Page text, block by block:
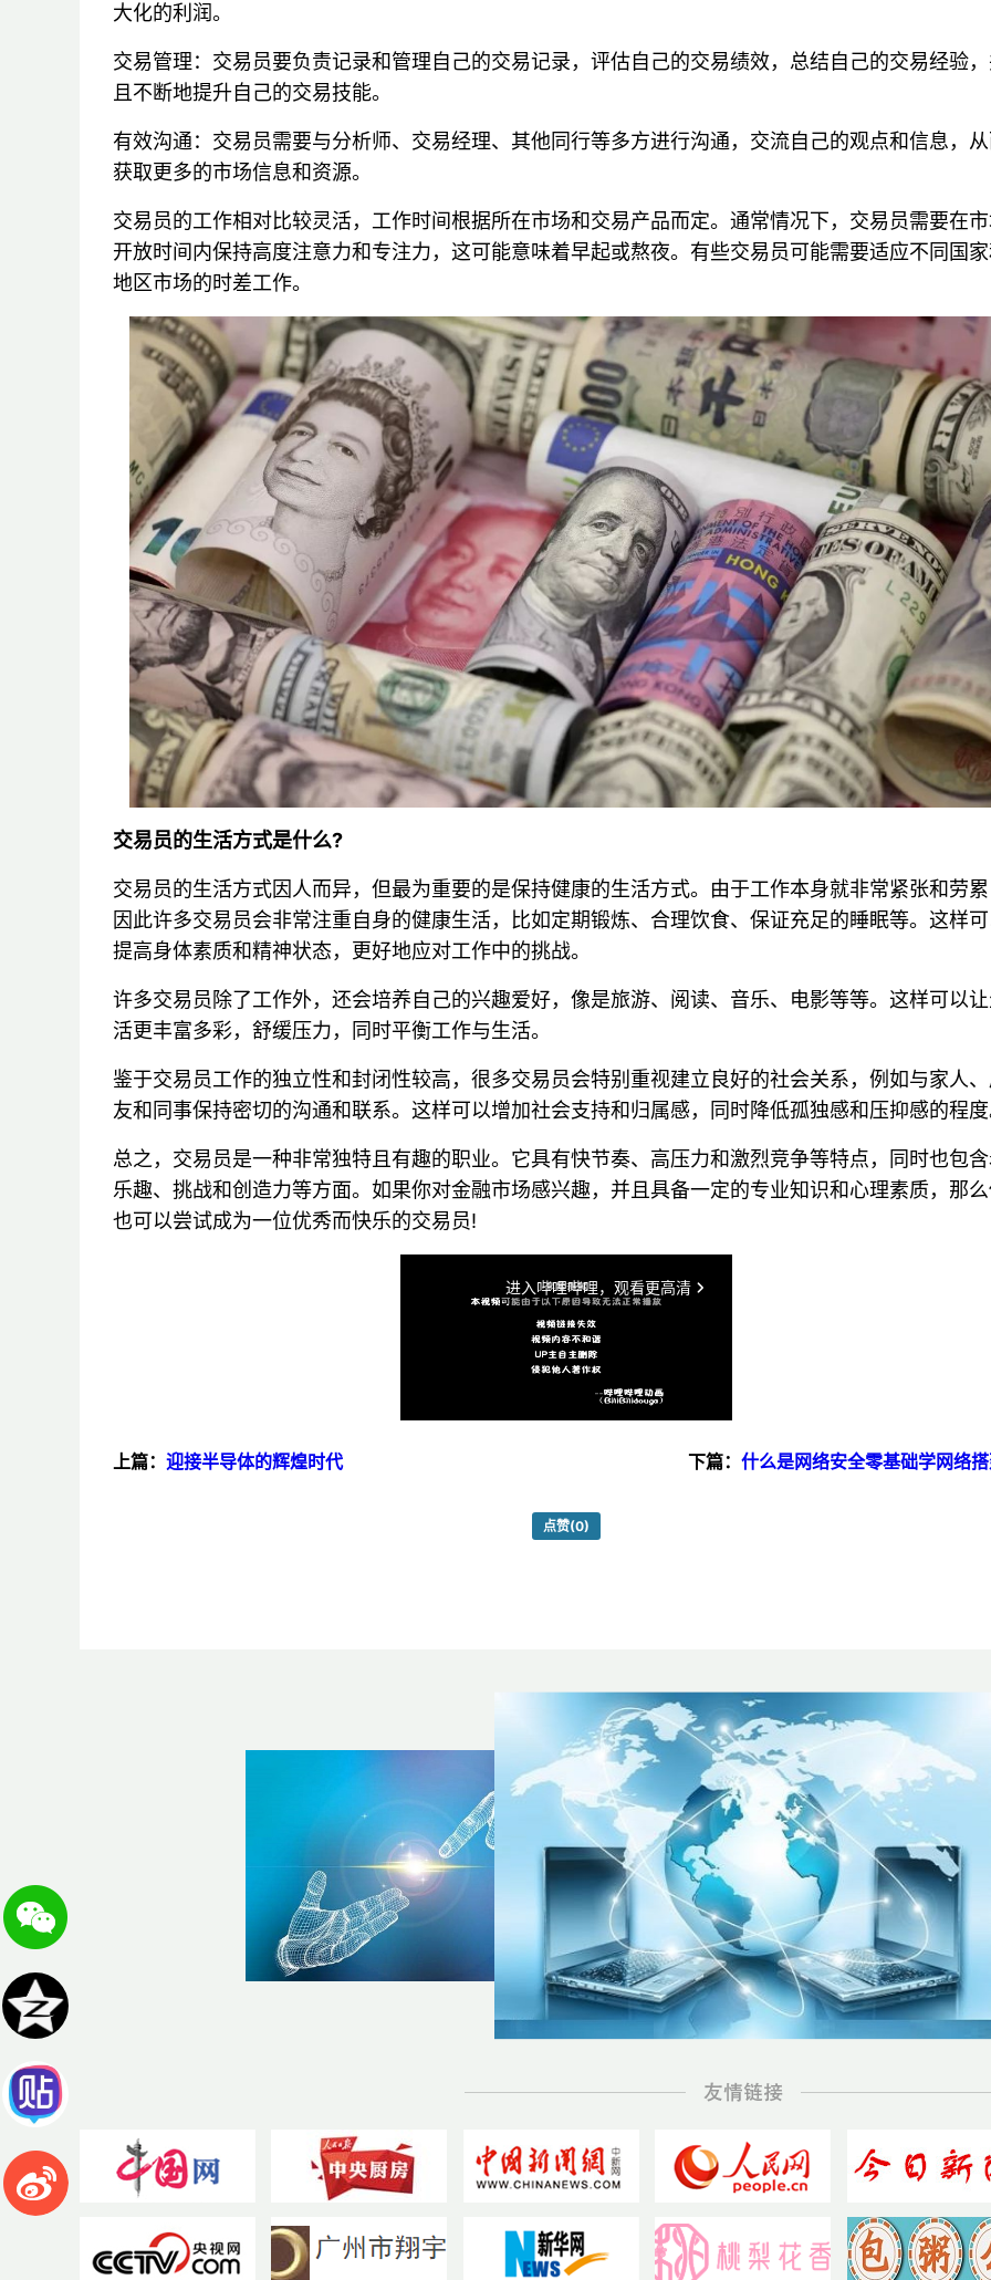
大化的利润。
交易管理：交易员要负责记录和管理自己的交易记录，评估自己的交易绩效，总结自己的交易经验
且不断地提升自己的交易技能。
有效沟通：交易员需要与分析师、交易经理、其他同行等多方进行沟通，交流自己的观点和信息，
获取更多的市场信息和资源。
交易员的工作相对比较灵活，工作时间根据所在市场和交易产品而定。通常情况下，交易员需要在
开放时间内保持高度注意力和专注力，这可能意味着早起或熬夜。有些交易员可能需要适应不同国
地区市场的时差工作。
交易员的生活方式是什么?
交易员的生活方式因人而异，但最为重要的是保持健康的生活方式。由于工作本身就非常紧张和劳
因此许多交易员会非常注重自身的健康生活，比如定期锻炼、合理饮食、保证充足的睡眠等。这样
提高身体素质和精神状态，更好地应对工作中的挑战。
许多交易员除了工作外，还会培养自己的兴趣爱好，像是旅游、阅读、音乐、电影等等。这样可以
活更丰富多彩，舒缓压力，同时平衡工作与生活。
鉴于交易员工作的独立性和封闭性较高，很多交易员会特别重视建立良好的社会关系，例如与家人
友和同事保持密切的沟通和联系。这样可以增加社会支持和归属感，同时降低孤独感和压抑感的程
总之，交易员是一种非常独特且有趣的职业。它具有快节奏、高压力和激烈竞争等特点，同时也包
乐趣、挑战和创造力等方面。如果你对金融市场感兴趣，并且具备一定的专业知识和心理素质，那
也可以尝试成为一位优秀而快乐的交易员!
上篇： 迎接半导体的辉煌时代 下篇： 什么是网络安全零基础学网络
点赞(0)